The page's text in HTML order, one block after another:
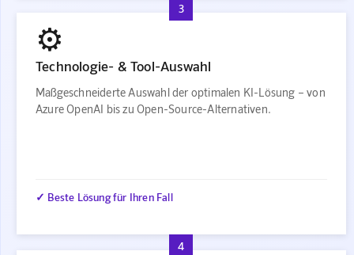
3
⚙️
Technologie- & Tool-Auswahl
Maßgeschneiderte Auswahl der optimalen KI-Lösung – von
Azure OpenAI bis zu Open-Source-Alternativen.
✓ Beste Lösung für Ihren Fall
4